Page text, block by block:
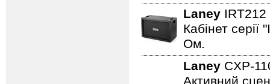
Laney IRT212
Кабінет
Ом.
Laney CXP-